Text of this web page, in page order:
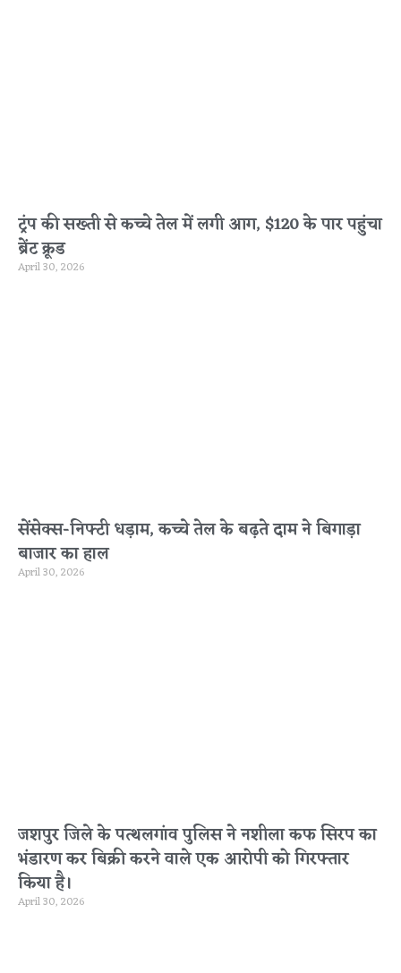
ट्रंप की सख्ती से कच्चे तेल में लगी आग, $120 के पार पहुंचा
ब्रेंट क्रूड
April 30, 2026
सेंसेक्स-निफ्टी धड़ाम, कच्चे तेल के बढ़ते दाम ने बिगाड़ा
बाजार का हाल
April 30, 2026
जशपुर जिले के पत्थलगांव पुलिस ने नशीला कफ सिरप का
भंडारण कर बिक्री करने वाले एक आरोपी को गिरफ्तार
किया है।
April 30, 2026